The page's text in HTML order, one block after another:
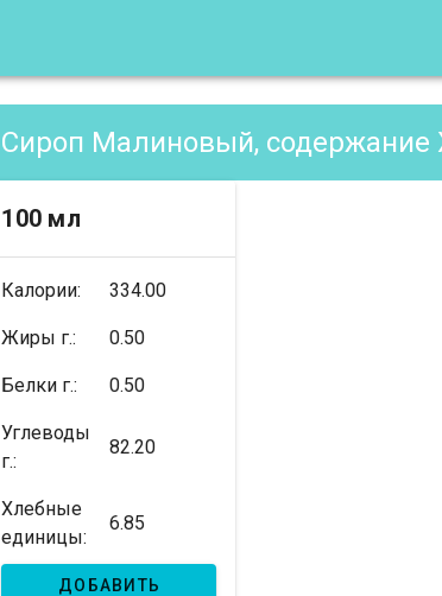
Сироп Малиновый, содержание
100 мл
Калории: 334.00
Жиры г.: 0.50
Белки г.: 0.50
Углеводы
г.:
82.20
Хлебные
единицы:
6.85
ДОБАВИТЬ